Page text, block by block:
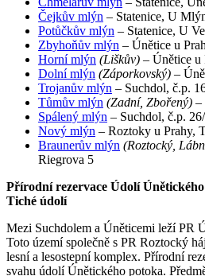
Čejkův mlýn – Statenice, U
Potůčkův mlýn – Statenice, U
Zbyhoňův mlýn – Únětice u
Horní mlýn (Liškův) – Únětice u
Dolní mlýn (Záporkovský) –
Trojanův mlýn – Suchdol, č.p.
Tůmův mlýn (Zadní, Zbořený) –
Spálený mlýn – Suchdol, č.p.
Nový mlýn – Roztoky u Prahy,
Braunerův mlýn (Roztocký,
Riegrova 5
Přírodní rezervace Údolí
Tiché údolí
Mezi Suchdolem a Úněticemi leží PR
Toto území společně s PR Roztocký
lesní a lesostepní komplex. Přírodní
svahu údolí Únětického potoka.